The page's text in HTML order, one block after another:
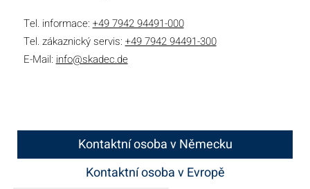
Tel. informace: +49 7942 94491-000
Tel. zákaznický servis: +49 7942 94491-300
E-Mail: info@skadec.de
Kontaktní osoba v Německu
Kontaktní osoba v Evropě